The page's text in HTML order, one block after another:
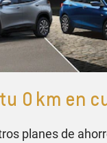
0 km en
planes de